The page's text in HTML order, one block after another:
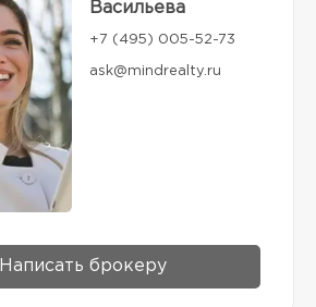
Васильева
+7 (495) 005-52-73
ask@mindrealty.ru
Написать брокеру